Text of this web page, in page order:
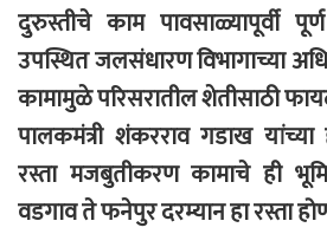
दुरुस्तीचे काम पावसाळ्यापूर्वी
उपस्थित जलसंधारण विभागाच्या
कामामुळे परिसरातील शेतीसाठी
पालकमंत्री शंकरराव गडाख यांच्या
रस्ता मजबुतीकरण कामाचे ही
वडगाव ते फनेपुर दरम्यान हा रस्ता